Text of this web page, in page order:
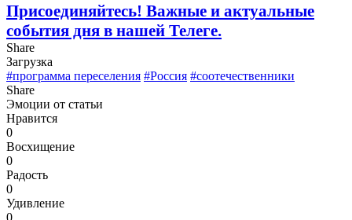
Присоединяйтесь! Важные и актуальные
события дня в нашей Телеге.
Share
Загрузка
#программа переселения #Россия #соотечественники
Share
Эмоции от статьи
Нравится
0
Восхищение
0
Радость
0
Удивление
0